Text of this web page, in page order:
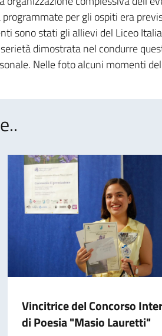
per gli ospiti era
sono stati gli allievi del Liceo
dimostrata nel condurre
Nelle foto alcuni momenti
Vincitrice del Concorso
di Poesia "Masio Lauretti"